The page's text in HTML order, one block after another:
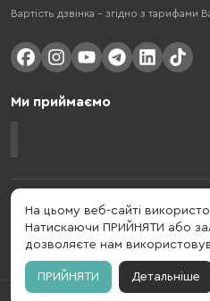
Вартість дзвінка – згідно з
Ми приймаємо
Gelius - український бренд, який
гаджетів та мобільних аксесуарів.
- це набагато більше ніж просто
собі драйв, радість, швидкість,
На цьому веб-сайті
Натискаючи ПРИЙНЯТИ або
дозволяєте нам
ПРИЙНЯТИ Детальніше